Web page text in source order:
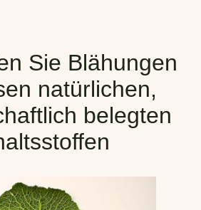
Sie Blähungen
natürlichen,
belegten